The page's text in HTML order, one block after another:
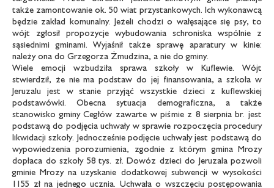
także zamontowanie ok. 50 wiat przystankowych. Ich wykonawcą
będzie zakład komunalny. Jeżeli chodzi o wałęsające się psy, to
wójt zgłosił propozycje wybudowania schroniska wspólnie z
sąsiednimi gminami. Wyjaśnił także sprawę aparatury w kinie:
należy ona do Grzegorza Żmudzina, a nie do gminy.
Wiele emocji wzbudziła sprawa szkoły w Kuflewie. Wójt
stwierdził, że nie ma podstaw do jej finansowania, a szkoła w
Jeruzalu jest w stanie przyjąć wszystkie dzieci z kuflewskiej
podstawówki. Obecna sytuacja demograficzna, a także
stanowisko gminy Cegłów zawarte w piśmie z 8 sierpnia br. jest
podstawą do podjęcia uchwały w sprawie rozpoczęcia procedury
likwidacji szkoły. Jednocześnie podjęcie uchwały jest podstawą do
wypowiedzenia porozumienia, zgodnie z którym gmina Mrozy
dopłaca do szkoły 58 tys. zł. Dowóz dzieci do Jeruzala pozwoli
gminie Mrozy na uzyskanie dodatkowej subwencji w wysokości
1155 zł na jednego ucznia. Uchwała o wszczęciu postępowania